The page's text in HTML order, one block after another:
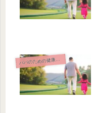
パパのための健康と栄養ガイド